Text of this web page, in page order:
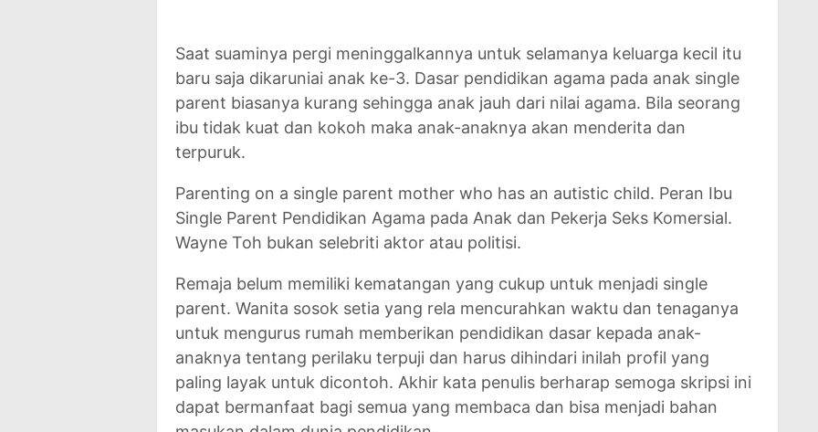
Saat suaminya pergi meninggalkannya untuk selamanya keluarga kecil itu
baru saja dikaruniai anak ke-3. Dasar pendidikan agama pada anak single
parent biasanya kurang sehingga anak jauh dari nilai agama. Bila seorang
ibu tidak kuat dan kokoh maka anak-anaknya akan menderita dan
terpuruk.
Parenting on a single parent mother who has an autistic child. Peran Ibu
Single Parent Pendidikan Agama pada Anak dan Pekerja Seks Komersial.
Wayne Toh bukan selebriti aktor atau politisi.
Remaja belum memiliki kematangan yang cukup untuk menjadi single
parent. Wanita sosok setia yang rela mencurahkan waktu dan tenaganya
untuk mengurus rumah memberikan pendidikan dasar kepada anak-
anaknya tentang perilaku terpuji dan harus dihindari inilah profil yang
paling layak untuk dicontoh. Akhir kata penulis berharap semoga skripsi ini
dapat bermanfaat bagi semua yang membaca dan bisa menjadi bahan